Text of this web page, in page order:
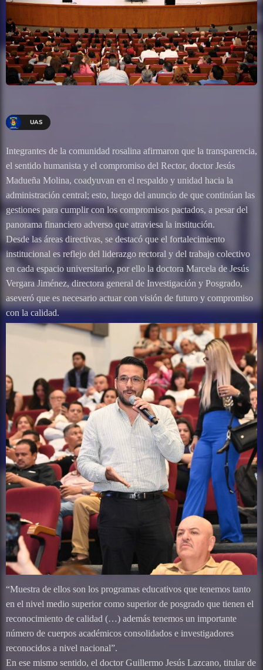
UAS
Integrantes de la comunidad rosalina afirmaron que la transparencia,
el sentido humanista y el compromiso del Rector, doctor Jesús
Madueña Molina, coadyuvan en el respaldo y unidad hacia la
administración central; esto, luego del anuncio de que continúan las
gestiones para cumplir con los compromisos pactados, a pesar del
panorama financiero adverso que atraviesa la institución.
Desde las áreas directivas, se destacó que el fortalecimiento
institucional es reflejo del liderazgo rectoral y del trabajo colectivo
en cada espacio universitario, por ello la doctora Marcela de Jesús
Vergara Jiménez, directora general de Investigación y Posgrado,
aseveró que es necesario actuar con visión de futuro y compromiso
con la calidad.
“Muestra de ellos son los programas educativos que tenemos tanto
en el nivel medio superior como superior de posgrado que tienen el
reconocimiento de calidad (…) además tenemos un importante
número de cuerpos académicos consolidados e investigadores
reconocidos a nivel nacional”.
En ese mismo sentido, el doctor Guillermo Jesús Lazcano, titular de